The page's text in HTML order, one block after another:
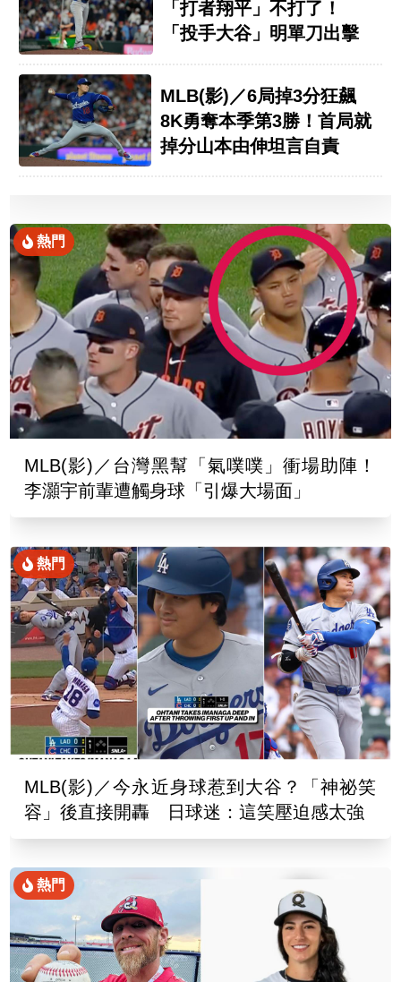
「打者翔平」不打了！
「投手大谷」明單刀出擊
MLB(影)／6局掉3分狂飆
8K勇奪本季第3勝！首局就
掉分山本由伸坦言自責
熱門
MLB(影)／台灣黑幫「氣噗噗」衝場助陣！
李灝宇前輩遭觸身球「引爆大場面」
熱門
MLB(影)／今永近身球惹到大谷？「神祕笑
容」後直接開轟 日球迷：這笑壓迫感太強
熱門